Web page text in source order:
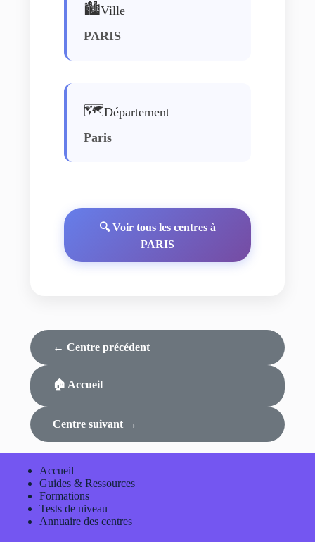
🏙️Ville
PARIS
🗺️Département
Paris
🔍 Voir tous les centres à
PARIS
← Centre précédent
🏠 Accueil
Centre suivant →
Accueil
Guides & Ressources
Formations
Tests de niveau
Annuaire des centres